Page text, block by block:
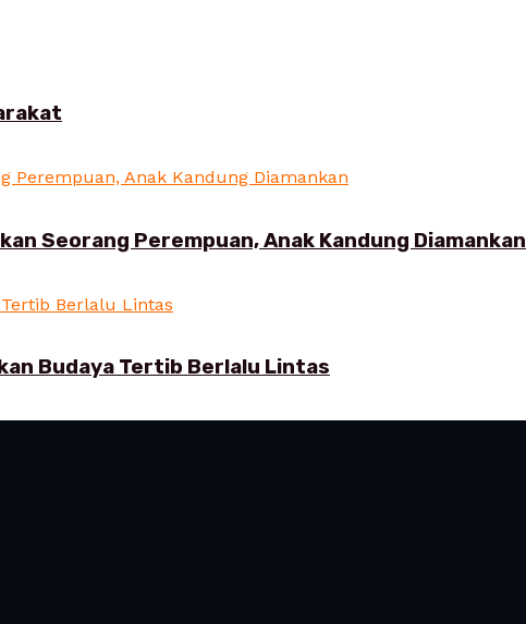
Seorang Perempuan, Anak Kandung Diamankan
Budaya Tertib Berlalu Lintas